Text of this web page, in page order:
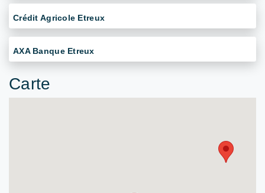
Crédit Agricole Etreux
AXA Banque Etreux
Carte